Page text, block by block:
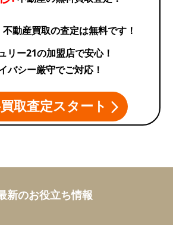
動産買取の査定は無料です！
リー21の加盟店で安心！
バシー厳守でご対応！
取査定スタート
新のお役立ち情報